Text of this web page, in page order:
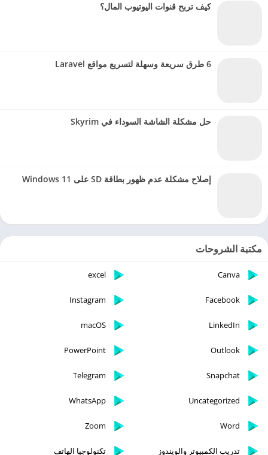
كيف تربح قنوات اليوتيوب المال؟
6 طرق سريعة وسهلة لتسريع مواقع Laravel
حل مشكلة الشاشة السوداء في Skyrim
إصلاح مشكلة عدم ظهور بطاقة SD على Windows 11
مكتبة الشروحات
Canva
excel
Facebook
Instagram
LinkedIn
macOS
Outlook
PowerPoint
Snapchat
Telegram
Uncategorized
WhatsApp
Word
Zoom
تدريب الكمبيوتر والويندوز تكنولوجيا الهاتف